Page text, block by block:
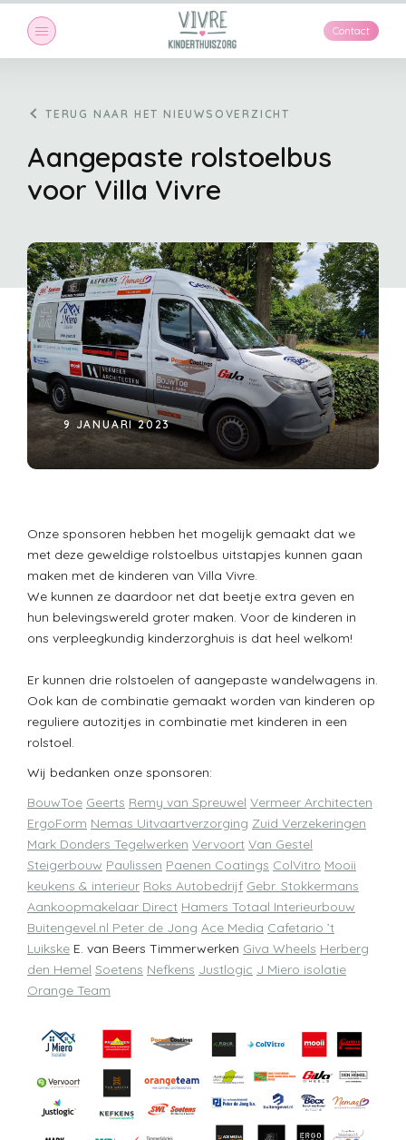
Contact
Maand:januari 2023
TERUG NAAR HET NIEUWSOVERZICHT
Aangepaste rolstoelbus
voor Villa Vivre
9 JANUARI 2023
Onze sponsoren hebben het mogelijk gemaakt dat we
met deze geweldige rolstoelbus uitstapjes kunnen gaan
maken met de kinderen van Villa Vivre.
We kunnen ze daardoor net dat beetje extra geven en
hun belevingswereld groter maken. Voor de kinderen in
ons verpleegkundig kinderzorghuis is dat heel welkom!
Er kunnen drie rolstoelen of aangepaste wandelwagens in.
Ook kan de combinatie gemaakt worden van kinderen op
reguliere autozitjes in combinatie met kinderen in een
rolstoel.
Wij bedanken onze sponsoren:
BouwToe Geerts Remy van Spreuwel Vermeer Architecten
ErgoForm Nemas Uitvaartverzorging Zuid Verzekeringen
Mark Donders Tegelwerken Vervoort Van Gestel
Steigerbouw Paulissen Paenen Coatings ColVitro Mooii
keukens & interieur Roks Autobedrijf Gebr. Stokkermans
Aankoopmakelaar Direct Hamers Totaal Interieurbouw
Buitengevel.nl Peter de Jong Ace Media Cafetario ’t
Luikske E. van Beers Timmerwerken Giva Wheels Herberg
den Hemel Soetens Nefkens Justlogic J Miero isolatie
Orange Team